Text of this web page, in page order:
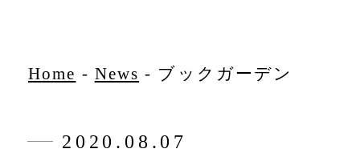
Home - News - ブックガーデン
2020.08.07